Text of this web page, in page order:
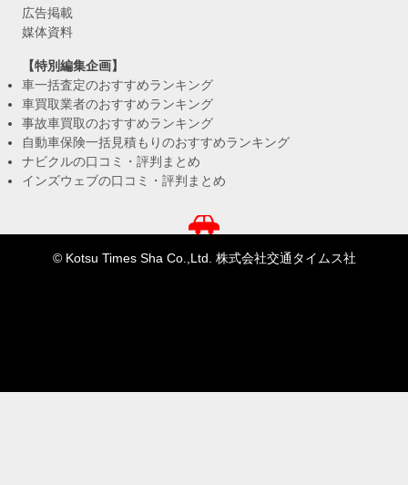
広告掲載
媒体資料
【特別編集企画】
車一括査定のおすすめランキング
車買取業者のおすすめランキング
事故車買取のおすすめランキング
自動車保険一括見積もりのおすすめランキング
ナビクルの口コミ・評判まとめ
インズウェブの口コミ・評判まとめ
© Kotsu Times Sha Co.,Ltd. 株式会社交通タイムス社